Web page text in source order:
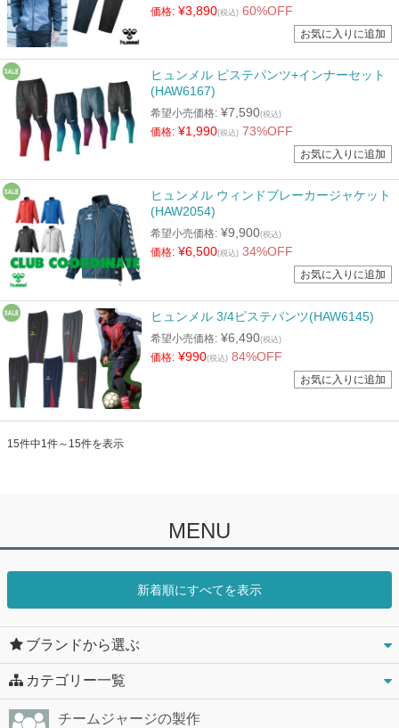
価格: ¥3,890(税込) 60%OFF
ヒュンメル ピステパンツ+インナーセット
(HAW6167)
希望小売価格: ¥7,590(税込)
価格: ¥1,990(税込) 73%OFF
ヒュンメル ウィンドブレーカージャケット
(HAW2054)
希望小売価格: ¥9,900(税込)
価格: ¥6,500(税込) 34%OFF
ヒュンメル 3/4ピステパンツ(HAW6145)
希望小売価格: ¥6,490(税込)
価格: ¥990(税込) 84%OFF
15件中1件～15件を表示
MENU
新着順にすべてを表示
ブランドから選ぶ
カテゴリー一覧
チームジャージの製作